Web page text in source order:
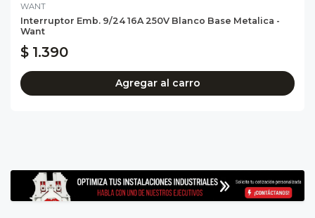
WANT
Interruptor Emb. 9/24 16A 250V Blanco Base Metalica -
Want
$ 1.390
Agregar al carro